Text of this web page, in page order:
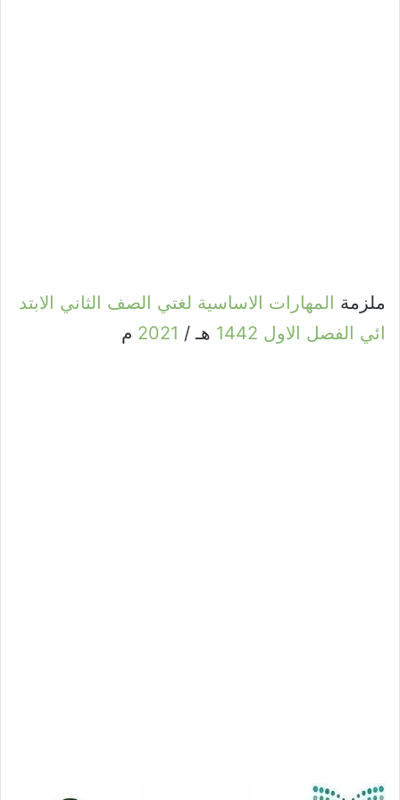
ملزمة المهارات الاساسية لغتي الصف الثاني الابتد
ائي الفصل الاول 1442 هـ / 2021 م